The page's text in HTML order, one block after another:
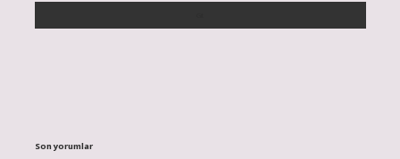
Son yorumlar